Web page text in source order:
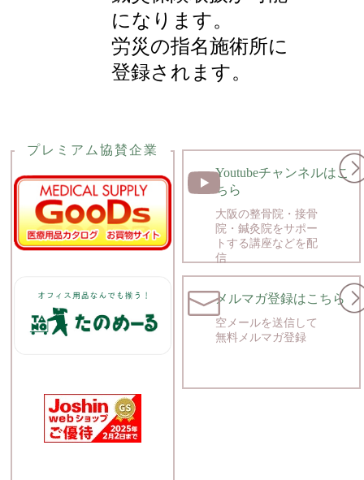
になります。
労災の指名施術所に
登録されます。
プレミアム協賛企業
Youtubeチャンネルはこ
ちら
大阪の整骨院・接骨
院・鍼灸院をサポー
トする講座などを配
信
メルマガ登録はこちら
空メールを送信して
無料メルマガ登録